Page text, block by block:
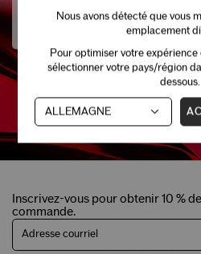
Inscrivez-vous pour obtenir 10 %
commande.
Adresse courriel
Nous avons détecté que vous
emplacement
Pour optimiser votre
sélectionner votre pays/région
dessous.